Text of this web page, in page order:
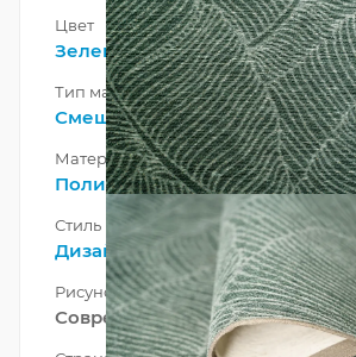
Цвет
Зеленый,Оливковый
Тип материала
Смешанный
Материал
Полиэстер
Стиль
Дизайнерский Современный
Рисунок
Современный